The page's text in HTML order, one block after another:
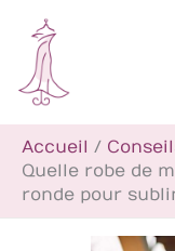
contenu
Accueil
Quelle robe de
ronde pour
c
h
e
r
c